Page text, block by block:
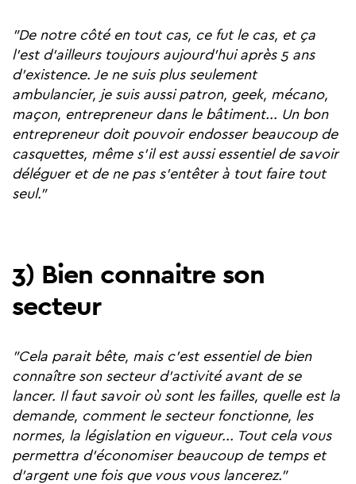
"De notre côté en tout cas, ce fut le cas, et ça
l'est d'ailleurs toujours aujourd'hui après 5 ans
d'existence. Je ne suis plus seulement
ambulancier, je suis aussi patron, geek, mécano,
maçon, entrepreneur dans le bâtiment... Un bon
entrepreneur doit pouvoir endosser beaucoup de
casquettes, même s'il est aussi essentiel de savoir
déléguer et de ne pas s'entêter à tout faire tout
seul."
3) Bien connaitre son
secteur
"Cela parait bête, mais c'est essentiel de bien
connaître son secteur d'activité avant de se
lancer. Il faut savoir où sont les failles, quelle est la
demande, comment le secteur fonctionne, les
normes, la législation en vigueur... Tout cela vous
permettra d'économiser beaucoup de temps et
d'argent une fois que vous vous lancerez."